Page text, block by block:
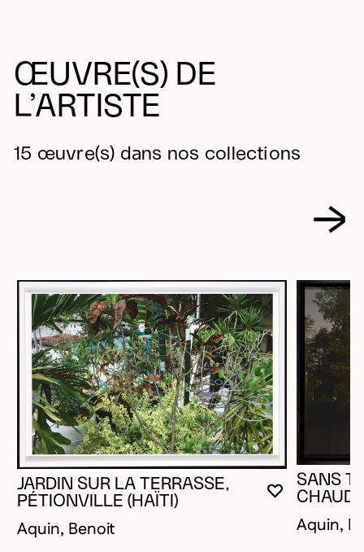
ŒUVRE(S) DE
L’ARTISTE
15 œuvre(s) dans nos collections
VOUS
FERMER
OUVRIR LA
JARDIN SUR LA TERRASSE,
PÉTIONVILLE (HAÏTI)
Aquin, Benoit
SANS
Aquin,